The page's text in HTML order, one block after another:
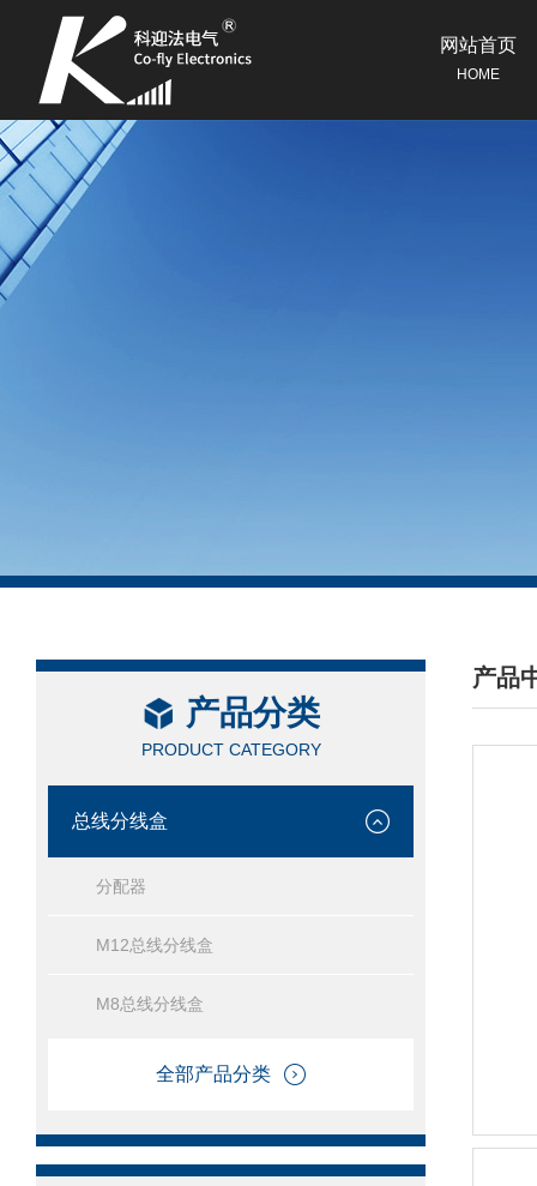
网站首页
HOME
产品分类
PRODUCT CATEGORY
总线分线盒
分配器
M12总线分线盒
M8总线分线盒
全部产品分类
产品
/